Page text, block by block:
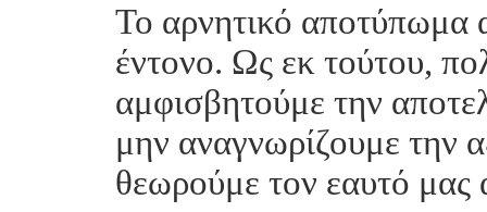
Το αρνητικό αποτύπωμα
έντονο. Ως εκ τούτου,
αμφισβητούμε την
μην αναγνωρίζουμε την
θεωρούμε τον εαυτό μας